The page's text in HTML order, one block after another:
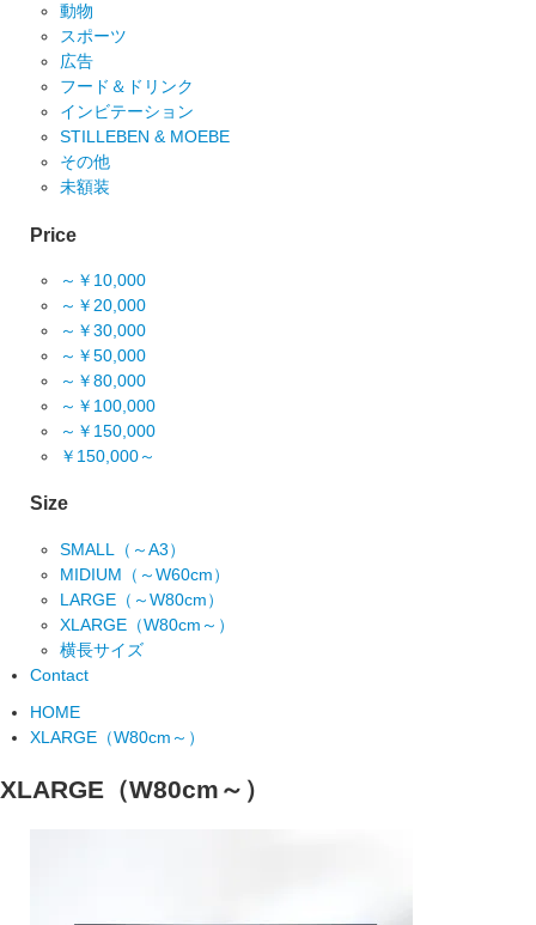
動物
スポーツ
広告
フード＆ドリンク
インビテーション
STILLEBEN & MOEBE
その他
未額装
Price
～￥10,000
～￥20,000
～￥30,000
～￥50,000
～￥80,000
～￥100,000
～￥150,000
￥150,000～
Size
SMALL（～A3）
MIDIUM（～W60cm）
LARGE（～W80cm）
XLARGE（W80cm～）
横長サイズ
Contact
HOME
XLARGE（W80cm～）
XLARGE（W80cm～）